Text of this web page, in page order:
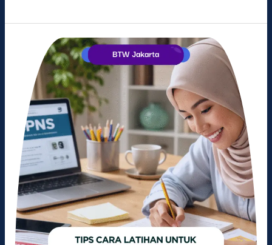
Latihan
untuk
Meningkatkan
Peluang
Lolos
Seleksi